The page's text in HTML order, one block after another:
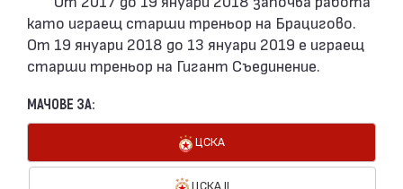
като играещ старши треньор на Брацигово.
От 19 януари 2018 до 13 януари 2019 е играещ
старши треньор на Гигант Съединение.
МАЧОВЕ ЗА:
ЦСКА
ЦСКА II